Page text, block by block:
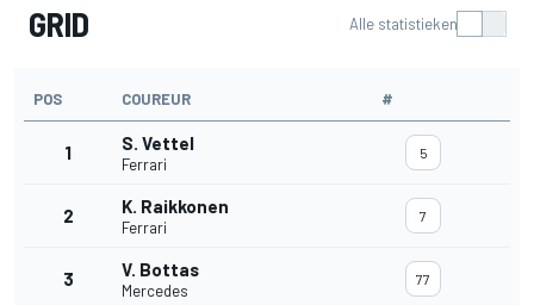
GRID Alle statistieken
POS COUREUR #
1 S. Vettel
Ferrari
5
2 K. Raikkonen
Ferrari
7
3 V. Bottas
Mercedes
77